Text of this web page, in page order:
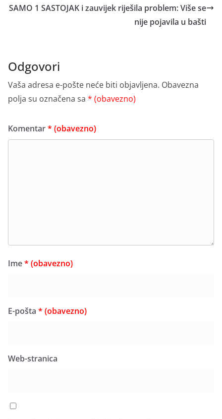
SAMO 1 SASTOJAK i zauvijek riješila problem: Više se
nije pojavila u bašti
Odgovori
Vaša adresa e-pošte neće biti objavljena. Obavezna
polja su označena sa * (obavezno)
Komentar* (obavezno)
Ime* (obavezno)
E-pošta * (obavezno)
Web-stranica